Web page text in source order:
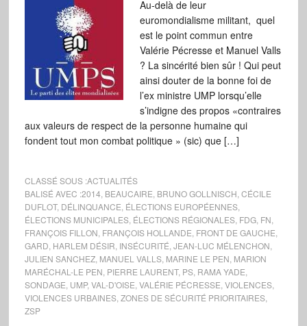
Au-delà de leur
euromondialisme militant, quel
est le point commun entre
Valérie Pécresse et Manuel Valls
? La sincérité bien sûr ! Qui peut
ainsi douter de la bonne foi de
l’ex ministre UMP lorsqu’elle
s’indigne des propos «contraires
aux valeurs de respect de la personne humaine qui
fondent tout mon combat politique » (sic) que […]
CLASSÉ SOUS :ACTUALITÉS
BALISÉ AVEC :2014 BEAUCAIRE BRUNO GOLLNISCH CÉCILE
DUFLOT, DÉLINQUANCE ÉLECTIONS EUROPÉENNES,
ÉLECTIONS MUNICIPALES, ÉLECTIONS RÉGIONALES, FDG, FN
FRANÇOIS FILLON FRANÇOIS HOLLANDE FRONT DE GAUCHE
GARD HARLEM DÉSIR INSÉCURITÉ JEAN-LUC MÉLENCHON
JULIEN SANCHEZ, MANUEL VALLS, MARINE LE PEN MARION
MARÉCHAL-LE PEN PIERRE LAURENT, PS, RAMA YADE
SONDAGE UMP, VAL-D'OISE VALÉRIE PÉCRESSE VIOLENCES,
VIOLENCES URBAINES, ZONES DE SÉCURITÉ PRIORITAIRES,
ZSP